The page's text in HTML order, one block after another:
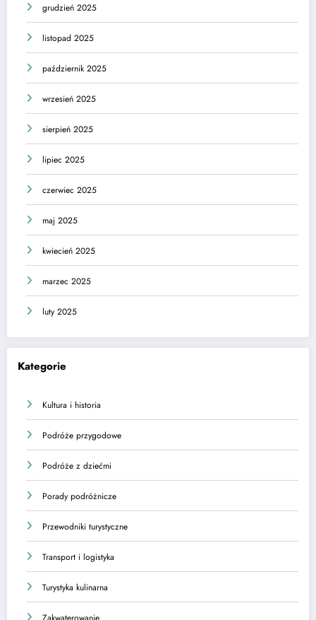
grudzień 2025
listopad 2025
październik 2025
wrzesień 2025
sierpień 2025
lipiec 2025
czerwiec 2025
maj 2025
kwiecień 2025
marzec 2025
luty 2025
Kategorie
Kultura i historia
Podróże przygodowe
Podróże z dziećmi
Porady podróżnicze
Przewodniki turystyczne
Transport i logistyka
Turystyka kulinarna